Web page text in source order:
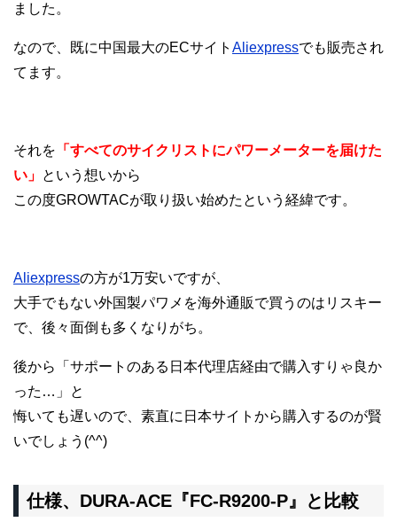
ました。
なので、既に中国最大のECサイト Aliexpressでも販売され
てます。
それを 「 すべてのサイクリストにパワーメーターを届けた
い」 という想いから
この度GROWTACが取り扱い始めたという経緯です。
Aliexpressの方が1万安いですが、
大手でもない外国製パワメを海外通販で買うのはリスキー
で、後々面倒も多くなりがち。
後から「サポートのある日本代理店経由で購入すりゃ良か
った…」と
悔いても遅いので、素直に日本サイトから購入するのが賢
いでしょう(^^)
仕様、DURA-ACE『FC-R9200-P』と比較